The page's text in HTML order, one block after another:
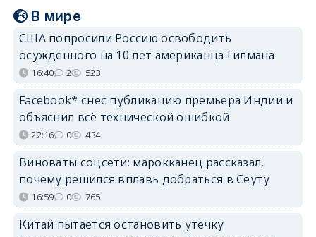
В мире
США попросили Россию освободить
осуждённого на 10 лет американца Гилмана
16:40 2 523
Facebook* снёс публикацию премьера Индии и
объяснил всё технической ошибкой
22:16 0 434
Виноваты соцсети: марокканец рассказал,
почему решился вплавь добраться в Сеуту
16:59 0 765
Китай пытается остановить утечку